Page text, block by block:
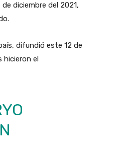
diciembre del 2021,
difundió este 12 de
hicieron el